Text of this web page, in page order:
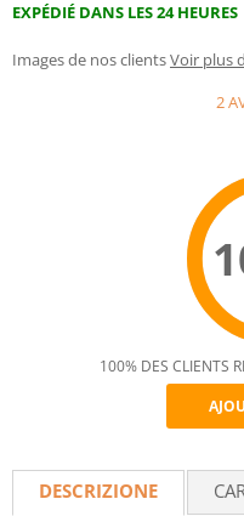
EXPÉDIÉ DANS LES 24 HEURES
Images de nos clientsVoir plus
2
100% DES CLIENTS
DESCRIZIONE